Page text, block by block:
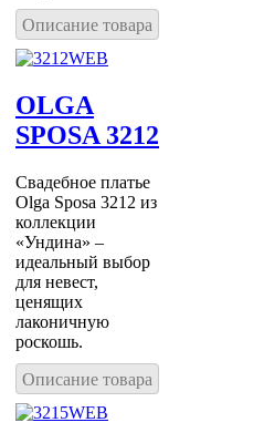
Описание товара
OLGA
SPOSA 3212
Свадебное платье
Olga Sposa 3212 из
коллекции
«Ундина» –
идеальный выбор
для невест,
ценящих
лаконичную
роскошь.
Описание товара